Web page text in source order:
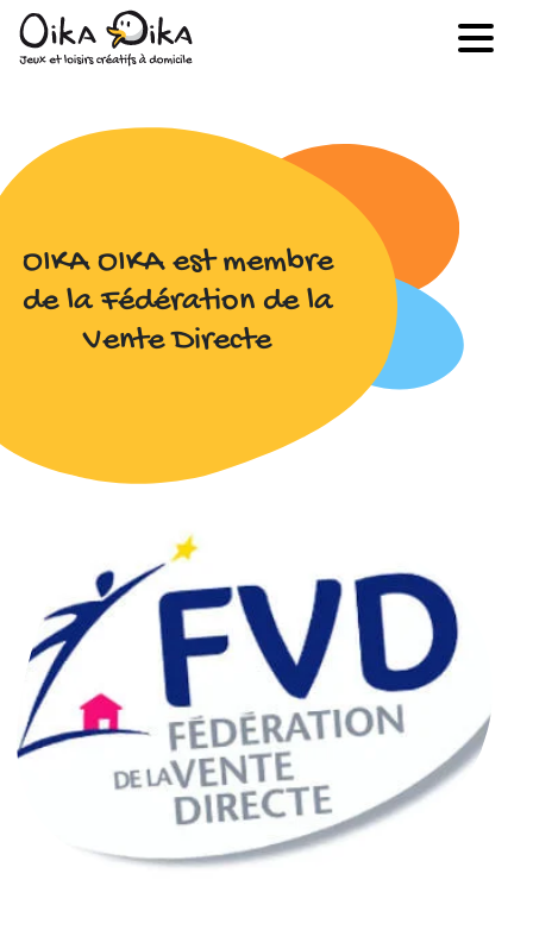
OIKA OIKA est membre
de la Fédération de la
Vente Directe